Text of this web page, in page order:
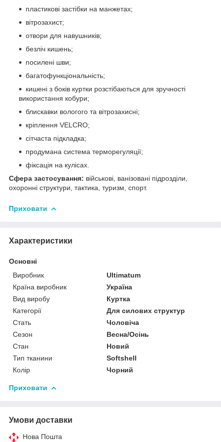
пластикові застібки на манжетах;
вітрозахист;
отвори для навушників;
безліч кишень;
посилені шви;
багатофункціональність;
кишені з боків куртки розстібаються для зручності
використання кобури;
блискавки вологого та вітрозахисні;
кріплення VELCRO;
сітчаста підкладка;
продумана система терморегуляції;
фіксація на кулісах.
Сфера застосування: військові, ванізовані підрозділи,
охоронні структури, тактика, туризм, спорт.
Приховати
Характеристики
Основні
Виробник
Ultimatum
Країна виробник
Україна
Вид виробу
Куртка
Категорії
Для силових структур
Стать
Чоловіча
Сезон
Весна/Осінь
Стан
Новий
Тип тканини
Softshell
Колір
Чорний
Приховати
Умови доставки
Нова Пошта